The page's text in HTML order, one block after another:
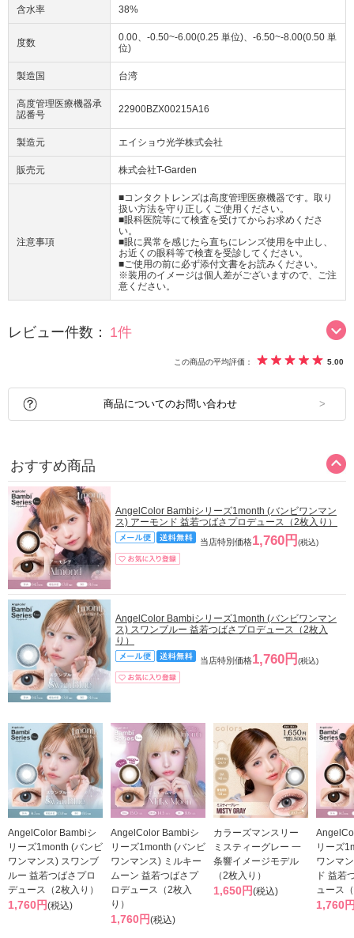
含水率 38%
度数
0.00、-0.50~-6.00(0.25 単位)、-6.50~-8.00(0.50 単
位)
製造国 台湾
高度管理医療機器承
認番号
22900BZX00215A16
製造元 エイショウ光学株式会社
販売元 株式会社T-Garden
注意事項
■コンタクトレンズは高度管理医療機器です。取り
扱い方法を守り正しくご使用ください。
■眼科医院等にて検査を受けてからお求めくださ
い。
■眼に異常を感じたら直ちにレンズ使用を中止し、
お近くの眼科等で検査を受診してください。
■ご使用の前に必ず添付文書をお読みください。
※装用のイメージは個人差がございますので、ご注
意ください。
レビュー件数： 1件
この商品の平均評価： 5.00
商品についてのお問い合わせ
おすすめ商品
AngelColor Bambiシリーズ1month (バンビワンマン
ス) アーモンド 益若つばさプロデュース（2枚入り）
当店特別価格1,760円 (税込)
AngelColor Bambiシリーズ1month (バンビワンマン
ス) スワンブルー 益若つばさプロデュース（2枚入
り）
当店特別価格1,760円 (税込)
AngelColor Bambiシ
リーズ1month (バンビ
ワンマンス) スワンブ
ルー 益若つばさプロ
デュース（2枚入り）
1,760円(税込)
AngelColor Bambiシ
リーズ1month (バンビ
ワンマンス) ミルキー
ムーン 益若つばさプ
ロデュース（2枚入
り）
1,760円(税込)
カラーズマンスリー
ミスティーグレー 一
条響イメージモデル
（2枚入り）
1,650円(税込)
リーズ
ワンマ
ド 益若
ュース
1,760